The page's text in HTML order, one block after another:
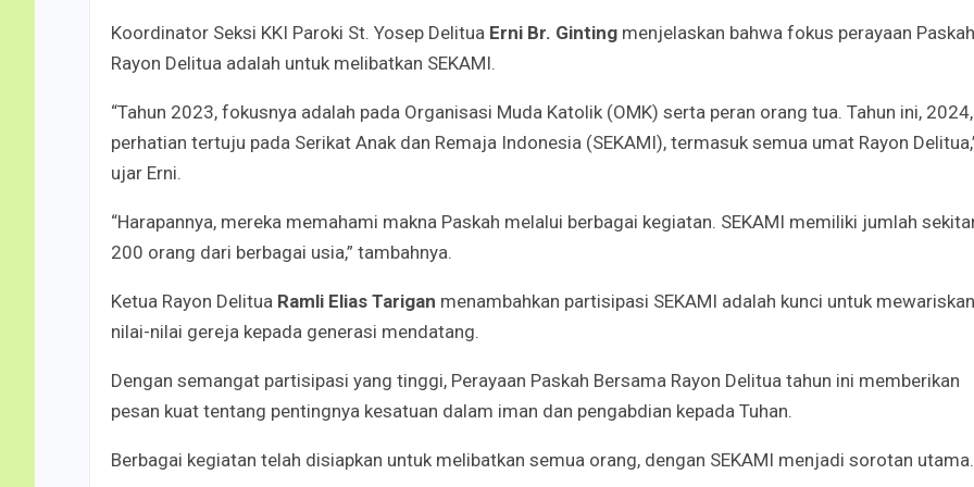
Koordinator Seksi KKI Paroki St. Yosep Delitua Erni Br. Ginting menjelaskan bahwa fokus perayaan Paskah
Rayon Delitua adalah untuk melibatkan SEKAMI.
“Tahun 2023, fokusnya adalah pada Organisasi Muda Katolik (OMK) serta peran orang tua. Tahun ini, 2024,
perhatian tertuju pada Serikat Anak dan Remaja Indonesia (SEKAMI), termasuk semua umat Rayon
ujar Erni.
“Harapannya, mereka memahami makna Paskah melalui berbagai kegiatan. SEKAMI memiliki jumlah
200 orang dari berbagai usia,” tambahnya.
Ketua Rayon Delitua Ramli Elias Tarigan menambahkan partisipasi SEKAMI adalah kunci untuk mewariskan
nilai-nilai gereja kepada generasi mendatang.
Dengan semangat partisipasi yang tinggi, Perayaan Paskah Bersama Rayon Delitua tahun ini memberikan
pesan kuat tentang pentingnya kesatuan dalam iman dan pengabdian kepada Tuhan.
Berbagai kegiatan telah disiapkan untuk melibatkan semua orang, dengan SEKAMI menjadi sorotan utama.